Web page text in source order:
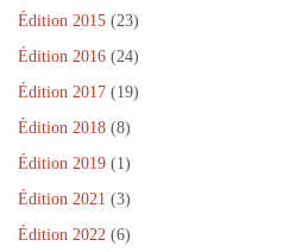
Édition 2015 (23)
Édition 2016 (24)
Édition 2017 (19)
Édition 2018 (8)
Édition 2019 (1)
Édition 2021 (3)
Édition 2022 (6)